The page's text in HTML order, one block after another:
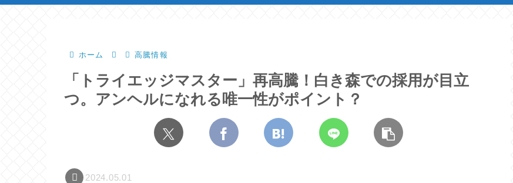
ホーム 高騰情報
「トライエッジマスター」再高騰！白き森での採用が目立
つ。アンヘルになれる唯一性がポイント？
2024.05.01